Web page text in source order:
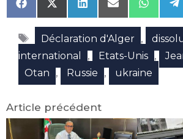
Share
on
Facebook
Share
on
X
(Twitter)
Share
on
LinkedIn
Share
on
Email
Share
on
Étiquettes
Déclaration d'Alger ,
international
, Etats-Unis ,
Otan , Russie , ukraine
Article précédent